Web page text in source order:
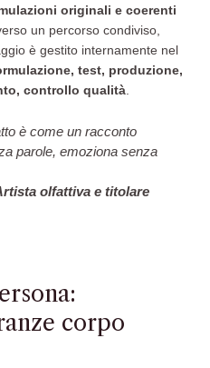
originali e coerenti
un percorso condiviso,
è gestito internamente nel
test, produzione,
controllo qualità.
è come un racconto
parole, emoziona senza
olfattiva e titolare
corpo